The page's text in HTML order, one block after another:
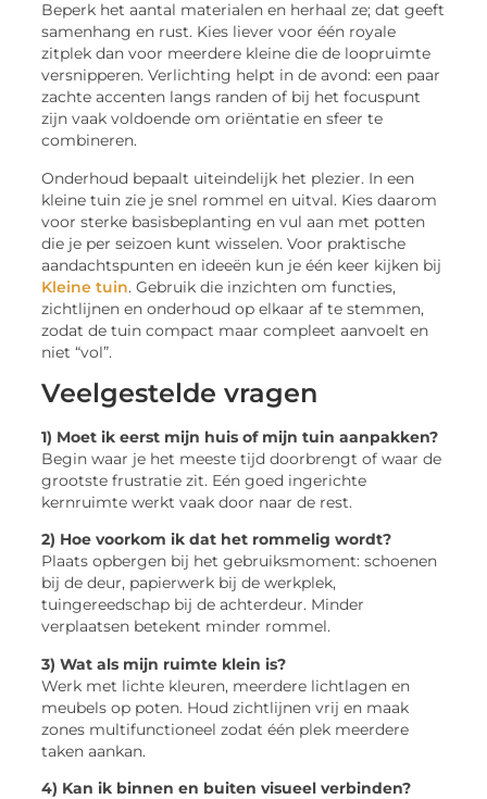
Beperk het aantal materialen en herhaal ze; dat geeft
samenhang en rust. Kies liever voor één royale
zitplek dan voor meerdere kleine die de loopruimte
versnipperen. Verlichting helpt in de avond: een paar
zachte accenten langs randen of bij het focuspunt
zijn vaak voldoende om oriëntatie en sfeer te
combineren.
Onderhoud bepaalt uiteindelijk het plezier. In een
kleine tuin zie je snel rommel en uitval. Kies daarom
voor sterke basisbeplanting en vul aan met potten
die je per seizoen kunt wisselen. Voor praktische
aandachtspunten en ideeën kun je één keer kijken bij
Kleine tuin. Gebruik die inzichten om functies,
zichtlijnen en onderhoud op elkaar af te stemmen,
zodat de tuin compact maar compleet aanvoelt en
niet “vol”.
Veelgestelde vragen
1) Moet ik eerst mijn huis of mijn tuin aanpakken?
Begin waar je het meeste tijd doorbrengt of waar de
grootste frustratie zit. Eén goed ingerichte
kernruimte werkt vaak door naar de rest.
2) Hoe voorkom ik dat het rommelig wordt?
Plaats opbergen bij het gebruiksmoment: schoenen
bij de deur, papierwerk bij de werkplek,
tuingereedschap bij de achterdeur. Minder
verplaatsen betekent minder rommel.
3) Wat als mijn ruimte klein is?
Werk met lichte kleuren, meerdere lichtlagen en
meubels op poten. Houd zichtlijnen vrij en maak
zones multifunctioneel zodat één plek meerdere
taken aankan.
4) Kan ik binnen en buiten visueel verbinden?